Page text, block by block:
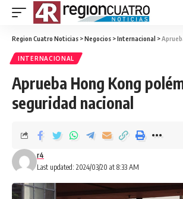
Region Cuatro Noticias >Negocios >Internacional >Aprueba
INTERNACIONAL
Aprueba Hong Kong
seguridad nacional
Last updated: 2024/03/20 at 8:33 AM
r4